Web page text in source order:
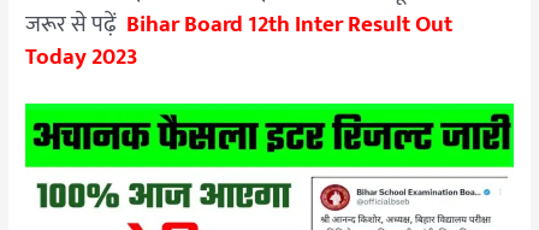
जरूर से पढ़ें Bihar Board 12th Inter Result Out
Today 2023